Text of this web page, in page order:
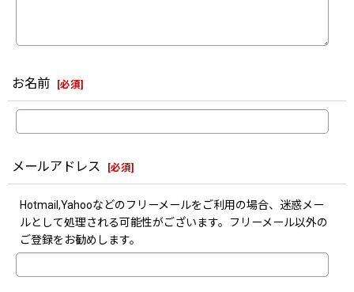
お名前 [必須]
メールアドレス [必須]
Hotmail,Yahooなどのフリーメールをご利用の場合、迷惑メー
ルとして処理される可能性がございます。フリーメール以外の
ご登録をお勧めします。